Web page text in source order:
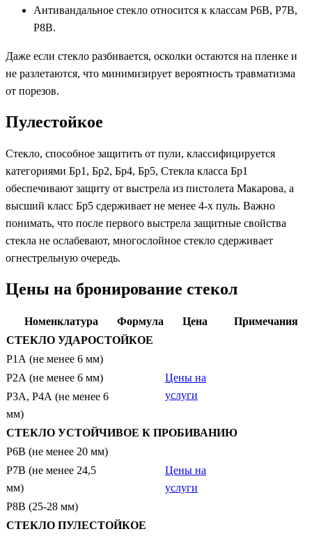
Антивандальное стекло относится к классам Р6В, Р7В,
Р8В.
Даже если стекло разбивается, осколки остаются на пленке и
не разлетаются, что минимизирует вероятность травматизма
от порезов.
Пулестойкое
Стекло, способное защитить от пули, классифицируется
категориями Бр1, Бр2, Бр4, Бр5, Стекла класса Бр1
обеспечивают защиту от выстрела из пистолета Макарова, а
высший класс Бр5 сдерживает не менее 4-х пуль. Важно
понимать, что после первого выстрела защитные свойства
стекла не ослабевают, многослойное стекло сдерживает
огнестрельную очередь.
Цены на бронирование стекол
Номенклатура Формула Цена
Примечания
СТЕКЛО УДАРОСТОЙКОЕ
Р1А (не менее 6 мм)
Цены на
услуги
Р2А (не менее 6 мм)
Р3А, Р4А (не менее 6
мм)
СТЕКЛО УСТОЙЧИВОЕ К ПРОБИВАНИЮ
Р6В (не менее 20 мм)
Цены на
услуги
Р7В (не менее 24,5
мм)
Р8В (25-28 мм)
СТЕКЛО ПУЛЕСТОЙКОЕ